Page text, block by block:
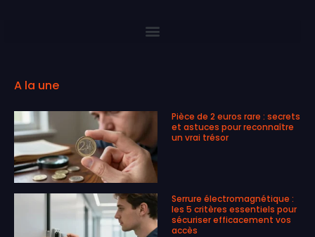
A la une
Pièce de 2 euros rare : secrets
et astuces pour reconnaître
un vrai trésor
Serrure électromagnétique :
les 5 critères essentiels pour
sécuriser efficacement vos
accès